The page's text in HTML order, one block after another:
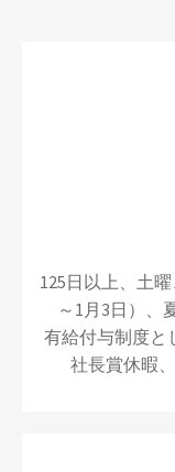
125日以上、土
～1月3日）、
有給付与制度と
社長賞休暇